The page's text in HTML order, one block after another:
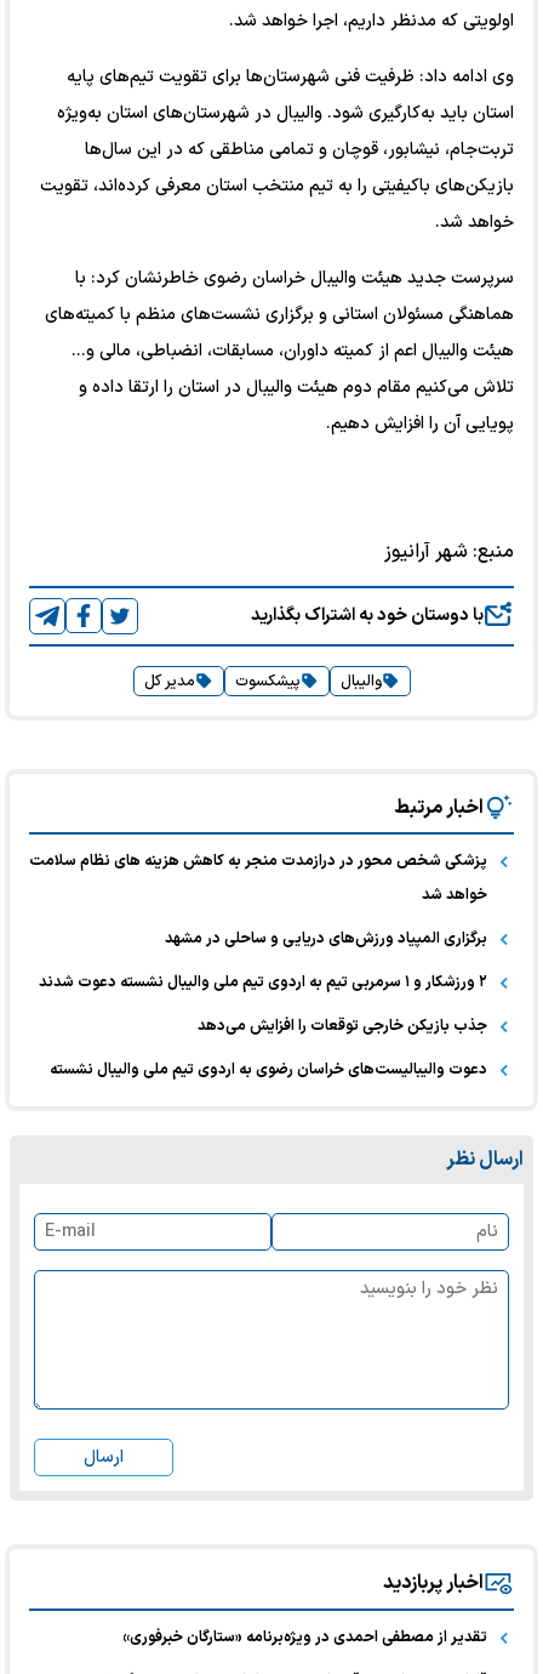
اولویتی که مدنظر داریم، اجرا خواهد شد.
وی ادامه داد: ظرفیت فنی شهرستان‌ها برای تقویت تیم‌های پایه
استان باید به‌کارگیری شود. والیبال در شهرستان‌های استان به‌ویژه
تربت‌جام، نیشابور، قوچان و تمامی مناطقی که در این سال‌ها
بازیکن‌های باکیفیتی را به تیم منتخب استان معرفی کرده‌اند، تقویت
خواهد شد.
سرپرست جدید هیئت والیبال خراسان رضوی خاطرنشان کرد: با
هماهنگی مسئولان استانی و برگزاری نشست‌های منظم با کمیته‌های
هیئت والیبال اعم از کمیته داوران، مسابقات، انضباطی، مالی و...
تلاش می‌کنیم مقام دوم هیئت والیبال در استان را ارتقا داده و
پویایی آن را افزایش دهیم.
منبع: شهر آرانیوز
با دوستان خود به اشتراک بگذارید
والیبال پیشکسوت مدیر کل
اخبار مرتبط
پزشکی شخص محور در درازمدت منجر به کاهش هزینه های نظام سلامت
خواهد شد
برگزاری المپیاد ورزش‌های دریایی و ساحلی در مشهد
۲ ورزشکار و ۱ سرمربی تیم به اردوی تیم ملی والیبال نشسته دعوت شدند
جذب بازیکن خارجی توقعات را افزایش می‌دهد
دعوت والیبالیست‌های خراسان رضوی به اردوی تیم ملی والیبال نشسته
ارسال نظر
ارسال
اخبار پربازدید
تقدیر از مصطفی احمدی در ویژه‌برنامه «ستارگان خبرفوری»